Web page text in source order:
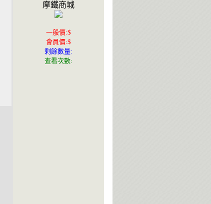
摩鐵商城
一般價:$
會員價:$
剩餘數量:
查看次數: